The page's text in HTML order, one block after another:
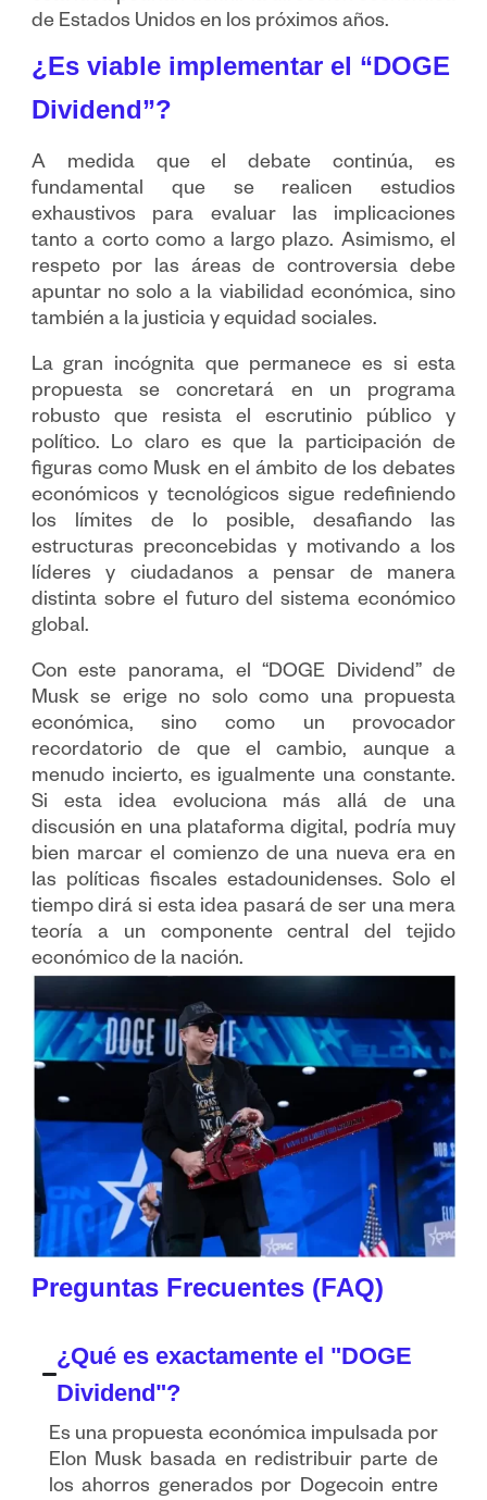
de Estados Unidos en los próximos años.
¿Es viable implementar el “DOGE
Dividend”?
A medida que el debate continúa, es
fundamental que se realicen estudios
exhaustivos para evaluar las implicaciones
tanto a corto como a largo plazo. Asimismo, el
respeto por las áreas de controversia debe
apuntar no solo a la viabilidad económica, sino
también a la justicia y equidad sociales.
La gran incógnita que permanece es si esta
propuesta se concretará en un programa
robusto que resista el escrutinio público y
político. Lo claro es que la participación de
figuras como Musk en el ámbito de los debates
económicos y tecnológicos sigue redefiniendo
los límites de lo posible, desafiando las
estructuras preconcebidas y motivando a los
líderes y ciudadanos a pensar de manera
distinta sobre el futuro del sistema económico
global.
Con este panorama, el “DOGE Dividend” de
Musk se erige no solo como una propuesta
económica, sino como un provocador
recordatorio de que el cambio, aunque a
menudo incierto, es igualmente una constante.
Si esta idea evoluciona más allá de una
discusión en una plataforma digital, podría muy
bien marcar el comienzo de una nueva era en
las políticas fiscales estadounidenses. Solo el
tiempo dirá si esta idea pasará de ser una mera
teoría a un componente central del tejido
económico de la nación.
Preguntas Frecuentes (FAQ)
¿Qué es exactamente el "DOGE
Dividend"?
Es una propuesta económica impulsada por
Elon Musk basada en redistribuir parte de
los ahorros generados por Dogecoin entre